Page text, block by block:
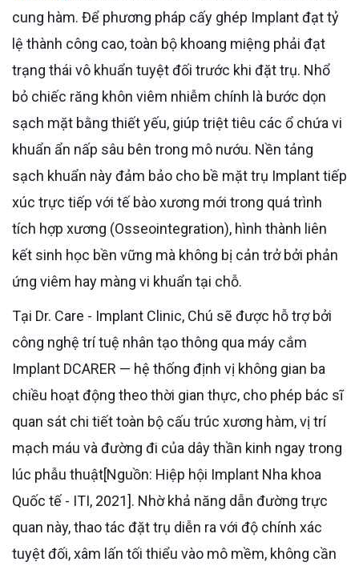
cung hàm. Để phương pháp cấy ghép Implant đạt tỷ
lệ thành công cao, toàn bộ khoang miệng phải đạt
trạng thái vô khuẩn tuyệt đối trước khi đặt trụ. Nhổ
bỏ chiếc răng khôn viêm nhiễm chính là bước dọn
sạch mặt bằng thiết yếu, giúp triệt tiêu các ổ chứa vi
khuẩn ẩn nấp sâu bên trong mô nướu. Nền tảng
sạch khuẩn này đảm bảo cho bề mặt trụ Implant tiếp
xúc trực tiếp với tế bào xương mới trong quá trình
tích hợp xương (Osseointegration), hình thành liên
kết sinh học bền vững mà không bị cản trở bởi phản
ứng viêm hay màng vi khuẩn tại chỗ.
Tại Dr. Care - Implant Clinic, Chú sẽ được hỗ trợ bởi
công nghệ trí tuệ nhân tạo thông qua máy cắm
Implant DCARER — hệ thống định vị không gian ba
chiều hoạt động theo thời gian thực, cho phép bác sĩ
quan sát chi tiết toàn bộ cấu trúc xương hàm, vị trí
mạch máu và đường đi của dây thần kinh ngay trong
lúc phẫu thuật[Nguồn: Hiệp hội Implant Nha khoa
Quốc tế - ITI, 2021]. Nhờ khả năng dẫn đường trực
quan này, thao tác đặt trụ diễn ra với độ chính xác
tuyệt đối, xâm lấn tối thiểu vào mô mềm, không cần